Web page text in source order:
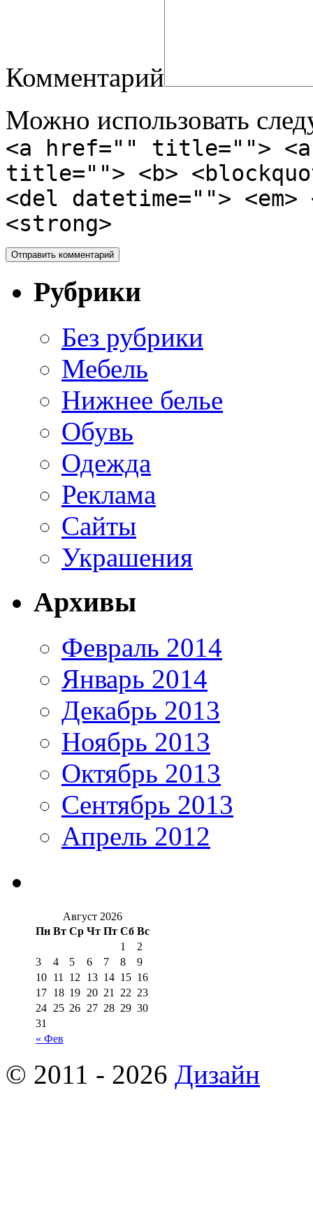
Комментарий
Можно использовать
<a href="" title="">
title=""> <b>
<del datetime="">
<strong>
Рубрики
Без рубрики
Мебель
Нижнее белье
Обувь
Одежда
Реклама
Сайты
Украшения
Архивы
Февраль 2014
Январь 2014
Декабрь 2013
Ноябрь 2013
Октябрь 2013
Сентябрь 2013
Апрель 2012
Август 2026
Пн Вт Ср Чт Пт Сб Вс
« Фев
1
2
3
4 5 6 7 8
9
10 11 12 13 14 15 16
17 18 19 20 21 22 23
24 25 26 27 28 29 30
31
© 2011 - 2026 Дизайн